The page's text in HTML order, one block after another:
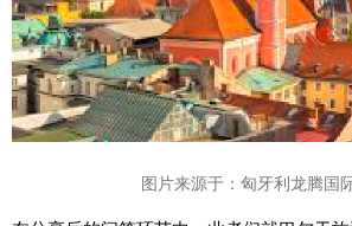
图片来源于：匈牙利龙腾国